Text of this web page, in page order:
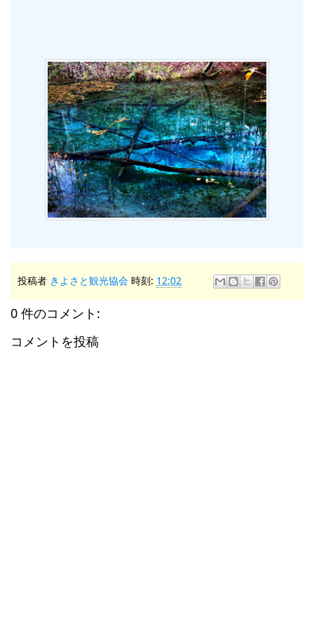
投稿者 きよさと観光協会 時刻: 12:02
0 件のコメント:
コメントを投稿